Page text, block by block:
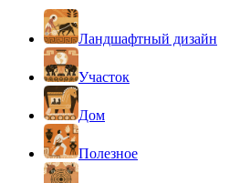
Ландшафтный дизайн
Участок
Дом
Полезное